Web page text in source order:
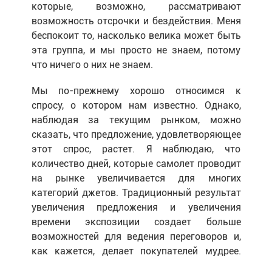
которые, возможно, рассматривают
возможность отсрочки и бездействия. Меня
беспокоит то, насколько велика может быть
эта группа, и мы просто не знаем, потому
что ничего о них не знаем.
Мы по-прежнему хорошо относимся к
спросу, о котором нам известно. Однако,
наблюдая за текущим рынком, можно
сказать, что предложение, удовлетворяющее
этот спрос, растет. Я наблюдаю, что
количество дней, которые самолет проводит
на рынке увеличивается для многих
категорий джетов. Традиционный результат
увеличения предложения и увеличения
времени экспозиции создает больше
возможностей для ведения переговоров и,
как кажется, делает покупателей мудрее.